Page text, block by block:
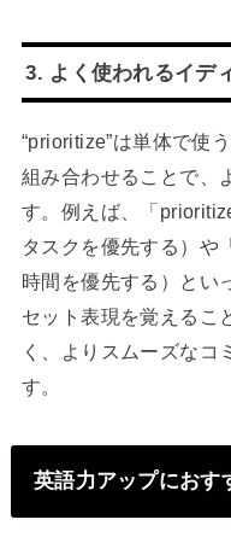
3. よく使われるイデ
“prioritize”は単体で使
組み合わせることで、
す。例えば、「
タスクを優先する）や
時間を優先する）とい
セット表現を覚えるこ
く、よりスムーズなコ
す。
英語力アップにおす